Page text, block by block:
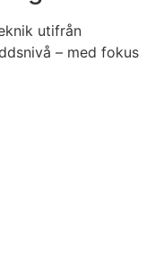
utifrån
– med fokus